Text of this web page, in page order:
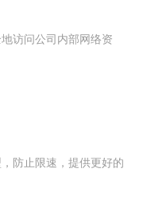
访问公司内部网络资
防止限速，提供更好的